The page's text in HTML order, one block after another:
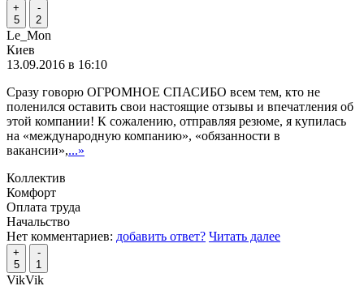
+
5
-
2
Le_Mon
Киев
13.09.2016 в 16:10
Сразу говорю ОГРОМНОЕ СПАСИБО всем тем, кто не
поленился оставить свои настоящие отзывы и впечатления об
этой компании! К сожалению, отправляя резюме, я купилась
на «международную компанию», «обязанности в
вакансии»,...»
Коллектив
Комфорт
Оплата труда
Начальство
Нет комментариев: добавить ответ? Читать далее
+
5
-
1
VikVik